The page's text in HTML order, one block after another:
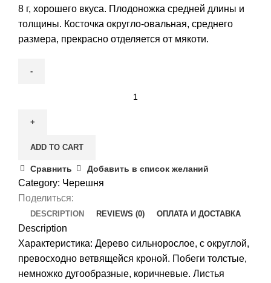
8 г, хорошего вкуса. Плодоножка средней длины и
толщины. Косточка округло-овальная, среднего
размера, прекрасно отделяется от мякоти.
quantity
ADD TO CART
Сравнить Добавить в список желаний
Category: Черешня
Поделиться:
DESCRIPTION REVIEWS (0) ОПЛАТА И ДОСТАВКА
Description
Характеристика: Дерево сильнорослое, с округлой,
превосходно ветвящейся кроной. Побеги толстые,
немножко дугообразные, коричневые. Листья